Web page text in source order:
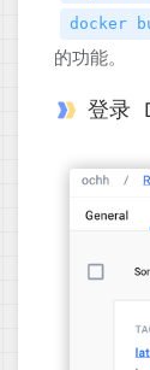
docker
的功能。
登录